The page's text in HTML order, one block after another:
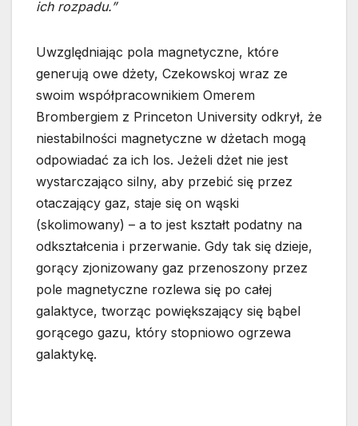
ich rozpadu.”
Uwzględniając pola magnetyczne, które
generują owe dżety, Czekowskoj wraz ze
swoim współpracownikiem Omerem
Brombergiem z Princeton University odkrył, że
niestabilności magnetyczne w dżetach mogą
odpowiadać za ich los. Jeżeli dżet nie jest
wystarczająco silny, aby przebić się przez
otaczający gaz, staje się on wąski
(skolimowany) – a to jest kształt podatny na
odkształcenia i przerwanie. Gdy tak się dzieje,
gorący zjonizowany gaz przenoszony przez
pole magnetyczne rozlewa się po całej
galaktyce, tworząc powiększający się bąbel
gorącego gazu, który stopniowo ogrzewa
galaktykę.